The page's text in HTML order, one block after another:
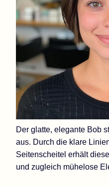
Der glatte, elegante Bob
aus. Durch die klare
Seitenscheitel erhält
und zugleich mühelose